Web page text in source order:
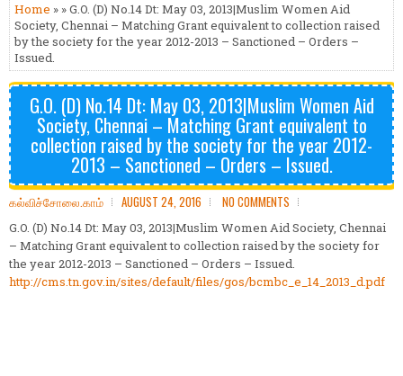
Home » » G.O. (D) No.14 Dt: May 03, 2013|Muslim Women Aid
Society, Chennai – Matching Grant equivalent to collection raised
by the society for the year 2012-2013 – Sanctioned – Orders –
Issued.
G.O. (D) No.14 Dt: May 03, 2013|Muslim Women Aid
Society, Chennai – Matching Grant equivalent to
collection raised by the society for the year 2012-
2013 – Sanctioned – Orders – Issued.
கல்விச்சோலை.காம் AUGUST 24, 2016 NO COMMENTS
G.O. (D) No.14 Dt: May 03, 2013|Muslim Women Aid Society, Chennai
– Matching Grant equivalent to collection raised by the society for
the year 2012-2013 – Sanctioned – Orders – Issued.
http://cms.tn.gov.in/sites/default/files/gos/bcmbc_e_14_2013_d.pdf